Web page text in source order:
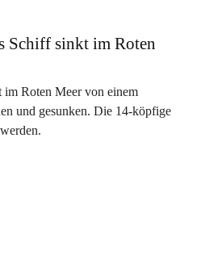
Schiff sinkt im Roten
Roten Meer von einem
und gesunken. Die 14-köpfige